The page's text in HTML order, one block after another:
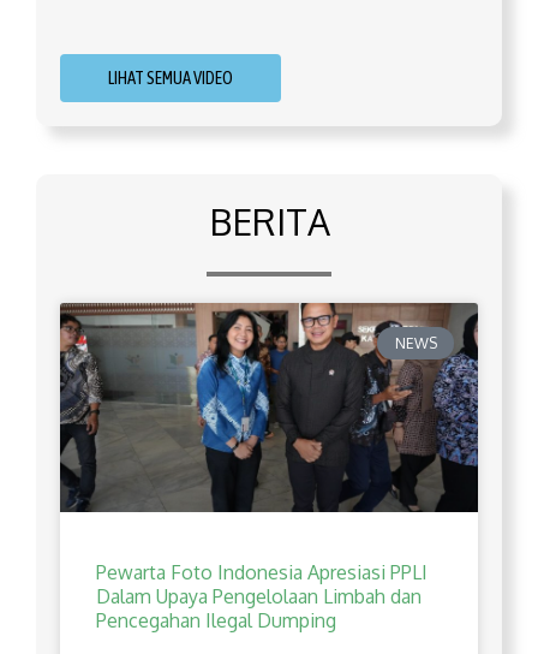
LIHAT SEMUA VIDEO
BERITA
NEWS
Pewarta Foto Indonesia Apresiasi PPLI
Dalam Upaya Pengelolaan Limbah dan
Pencegahan Ilegal Dumping